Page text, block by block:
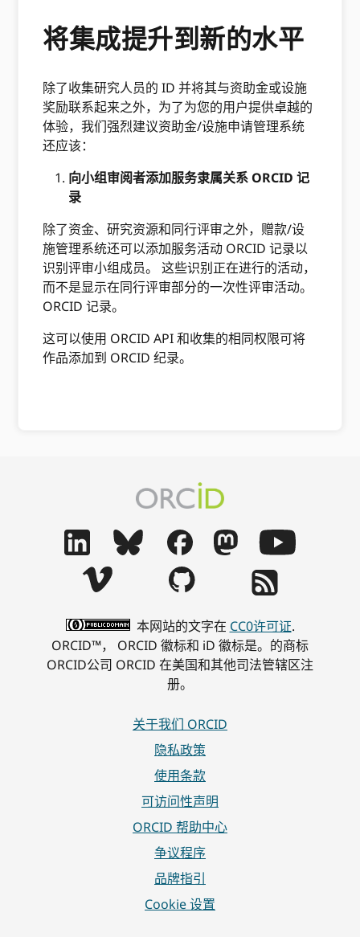
将集成提升到新的水平
除了收集研究人员的 ID 并将其与资助金或设施
奖励联系起来之外，为了为您的用户提供卓越的
体验，我们强烈建议资助金/设施申请管理系统
还应该：
向小组审阅者添加服务隶属关系 ORCID 记
录
除了资金、研究资源和同行评审之外，赠款/设
施管理系统还可以添加服务活动 ORCID 记录以
识别评审小组成员。 这些识别正在进行的活动，
而不是显示在同行评审部分的一次性评审活动。
ORCID 记录。
这可以使用 ORCID API 和收集的相同权限可将
作品添加到 ORCID 纪录。
本网站的文字在 CC0许可证.
ORCID™， ORCID 徽标和 iD 徽标是。的商标
ORCID公司 ORCID 在美国和其他司法管辖区注
册。
关于我们 ORCID
隐私政策
使用条款
可访问性声明
ORCID 帮助中心
争议程序
品牌指引
Cookie 设置